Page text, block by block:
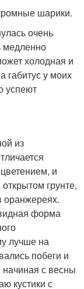
шарики.
очень
медленно
холодная и
габитус у моих
успеют
из
и
грунте,
оранжереях.
форма
лучше на
побеги и
начиная с весны
кустики с